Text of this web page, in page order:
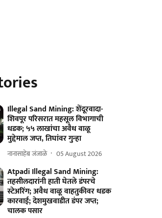
Illegal Sand Mining: शेंदूरवादा-
शिवपूर परिसरात महसूल विभागाची
धडक; ५५ लाखांचा अवैध वाळू
मुद्देमाल जप्त, तिघांवर गुन्हा
नानासाहेब जंजाळे 05 August 2026
Atpadi Illegal Sand Mining:
तहसीलदारांनी हाती घेतले डंपरचे
स्टेअरिंग; अवैध वाळू वाहतुकीवर धडक
कारवाई; देशमुखवाडीत डंपर जप्त;
चालक पसार